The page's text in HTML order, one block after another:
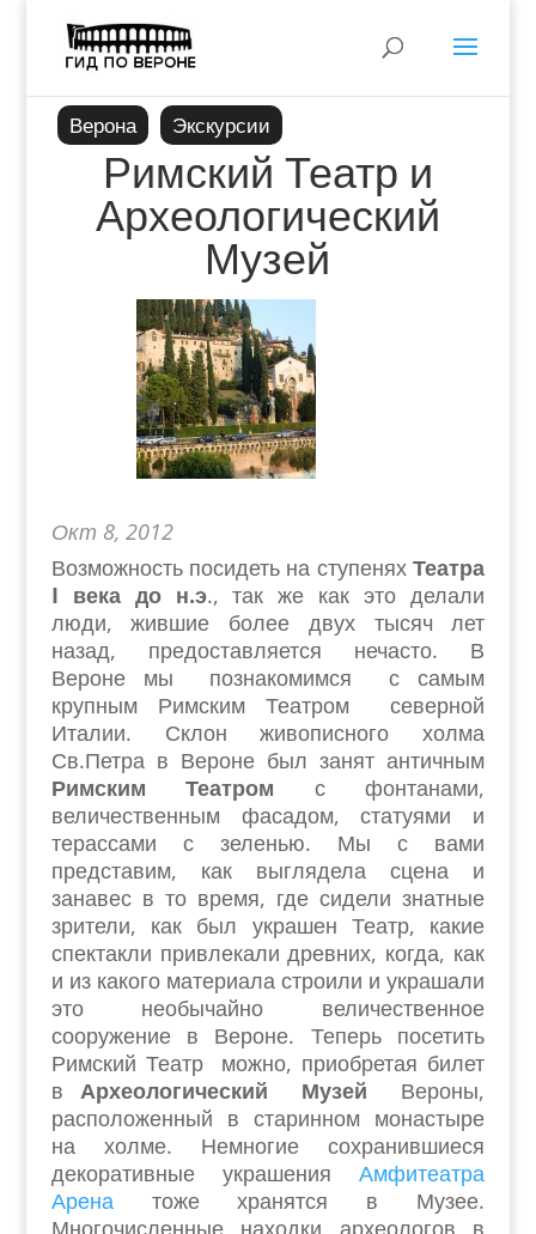
Верона Экскурсии
Римский Театр и
Археологический
Музей
Окт 8, 2012
Возможность посидеть на ступеняхТеатра
I века до н.э., так же как это делали
люди, жившие более двух тысяч лет
назад, предоставляется нечасто. В
Вероне мы познакомимся с самым
крупным Римским Театром северной
Италии. Склон живописного холма
Св.Петра в Вероне был занят античным
Римским Театром с фонтанами,
величественным фасадом, статуями и
терассами с зеленью. Мы с вами
представим, как выглядела сцена и
занавес в то время, где сидели знатные
зрители, как был украшен Театр, какие
спектакли привлекали древних, когда, как
и из какого материала строили и украшали
это необычайно величественное
сооружение в Вероне. Теперь посетить
Римский Театр можно, приобретая билет
в Археологический Музей Вероны,
расположенный в старинном монастыре
на холме. Немногие сохранившиеся
декоративные украшенияАмфитеатра
Аренатоже хранятся в Музее.
Многочисленные находки археологов в